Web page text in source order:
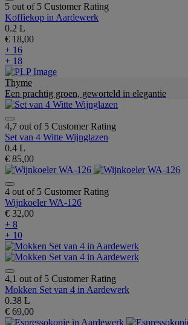
5 out of 5 Customer Rating
Koffiekop in Aardewerk
0.2 L
€ 18,00
+ 16
+ 18
Thyme
Een prachtig groen, geworteld in elegantie
4,7 out of 5 Customer Rating
Set van 4 Witte Wijnglazen
0.4 L
€ 85,00
4 out of 5 Customer Rating
Wijnkoeler WA-126
€ 32,00
+ 8
+ 10
4,1 out of 5 Customer Rating
Mokken Set van 4 in Aardewerk
0.38 L
€ 69,00